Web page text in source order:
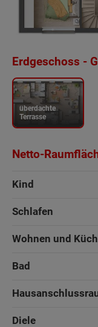
Erdgeschoss -
überdachte
Terrasse
Netto-
Kind
Schlafen
Wohnen und
Bad
Diele